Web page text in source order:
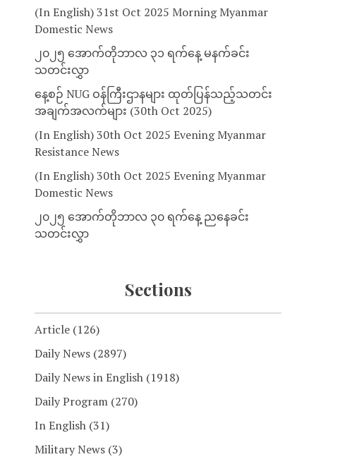
(In English) 31st Oct 2025 Morning Myanmar
Domestic News
၂၀၂၅ အောက်တိုဘာလ ၃၁ ရက်နေ့ မနက်ခင်း
သတင်းလွှာ
နေ့စဉ် NUG ဝန်ကြီးဌာနများ ထုတ်ပြန်သည့်သတင်း
အချက်အလက်များ (30th Oct 2025)
(In English) 30th Oct 2025 Evening Myanmar
Resistance News
(In English) 30th Oct 2025 Evening Myanmar
Domestic News
၂၀၂၅ အောက်တိုဘာလ ၃၀ ရက်နေ့ ညနေခင်း
သတင်းလွှာ
Sections
Article (126)
Daily News (2897)
Daily News in English (1918)
Daily Program (270)
In English (31)
Military News (3)